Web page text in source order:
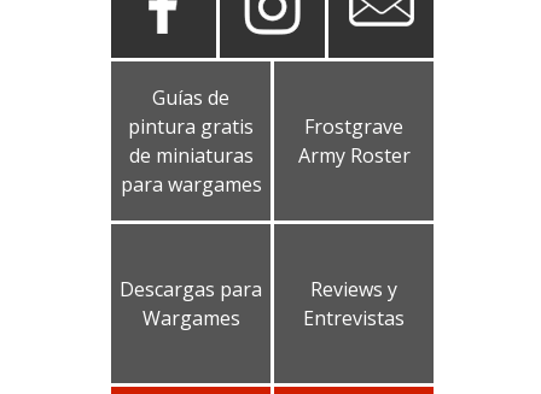
Guías de
pintura gratis
de miniaturas
para wargames
Frostgrave
Army Roster
Descargas para
Wargames
Reviews y
Entrevistas